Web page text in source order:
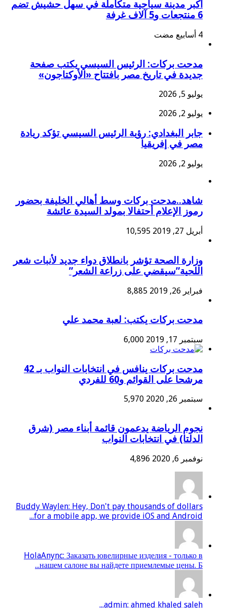
أكبر مدينة سياحية متكاملة في سهل حشيش تضم
6 منتجعات و5 آلاف غرفة
مدحت بركات: الرئيس السيسي يكتب صفحة
جديدة في تاريخ مصر بافتتاح «الأوكتاجون»
يوليو 5, 2026
يوليو 2, 2026
جابر البغدادي: رؤية الرئيس السيسي تؤكد ريادة
مصر في إفريقيا
يوليو 2, 2026
شاهد..مدحت بركات وسط أهالي الخليفة بحضور
رموز الإعلام أحتفالا بمولد السيدة عائشة
أبريل 27, 2019 10,595
وزارة الصحة تؤشر بانطلاق دواء جديد لأنبات شعر
اللحية”سيقضي على زراعة الشعر”
فبراير 26, 2019 8,885
مدحت بركات يكتب: لعبة محمد علي
سبتمبر 17, 2019 6,000
مدحت بركات ينافس في انتخابات النواب بـ 42
مرشحا على القوائم و60 للفردي
سبتمبر 26, 2020 5,970
نجوم الرياضة يدعمون قائمة أبناء مصر (شرق
الدلتا) في انتخابات النواب
نوفمبر 6, 2020 4,896
Buddy Waylen: Hey, Don't pay thousands of dollars
for a mobile app, we provide iOS and Android...
HolaAnync: Заказать ювелирные изделия - только в
нашем салоне вы найдете приемлемые цены. Б...
admin: ahmed khaled saleh...